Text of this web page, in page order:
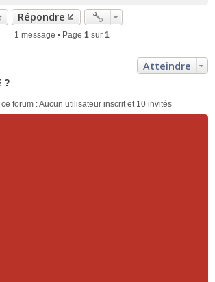
Répondre
1 message • Page 1sur 1
Atteindre
?
forum : Aucun utilisateur inscrit et 10 invités